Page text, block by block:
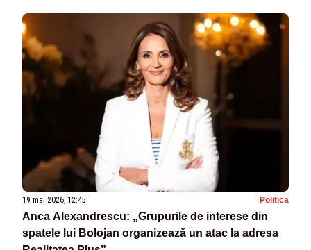
19 mai 2026, 12:45 Politica
Anca Alexandrescu: „Grupurile de interese din
spatele lui Bolojan organizează un atac la adresa